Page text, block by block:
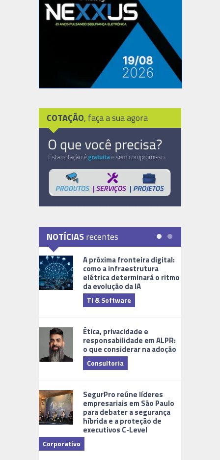
COTAÇÃO, faça a sua agora
NOTÍCIASrecentes
A próxima fronteira digital:
como a infraestrutura
elétrica determinará o ritmo
da evolução da IA
TI & Software
Ética, privacidade e
responsabilidade em ALPR:
o que considerar na adoção
Consultoria
SegurPro reúne líderes
empresariais em São Paulo
para debater a segurança
híbrida e a proteção de
executivos C-Level
Corporativo